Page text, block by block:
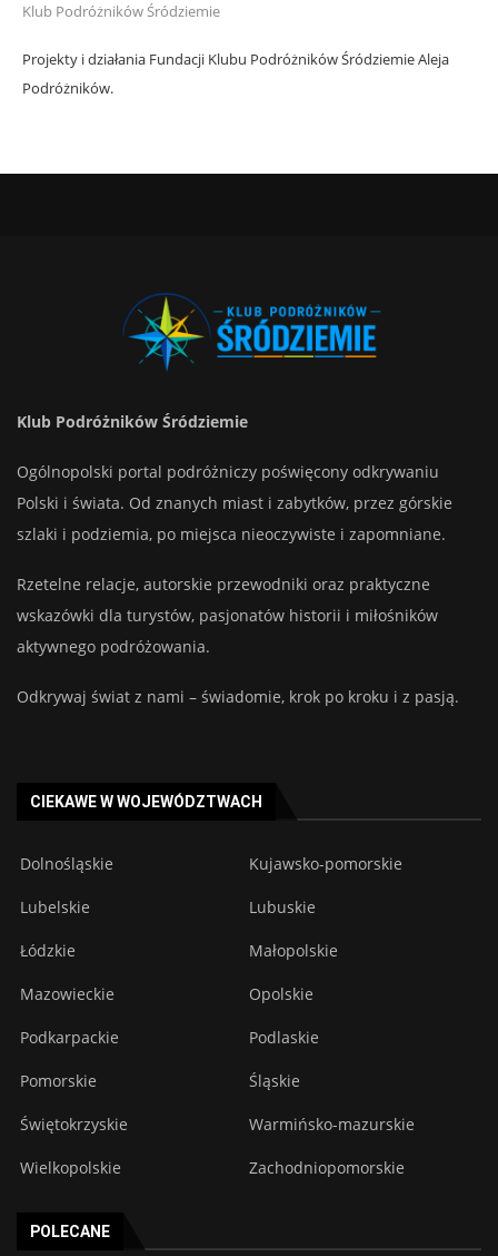
Klub Podróżników Śródziemie
Projekty i działania Fundacji Klubu Podróżników Śródziemie Aleja
Podróżników.
Klub Podróżników Śródziemie
Ogólnopolski portal podróżniczy poświęcony odkrywaniu
Polski i świata. Od znanych miast i zabytków, przez górskie
szlaki i podziemia, po miejsca nieoczywiste i zapomniane.
Rzetelne relacje, autorskie przewodniki oraz praktyczne
wskazówki dla turystów, pasjonatów historii i miłośników
aktywnego podróżowania.
Odkrywaj świat z nami – świadomie, krok po kroku i z pasją.
CIEKAWE W WOJEWÓDZTWACH
Dolnośląskie Kujawsko-pomorskie
Lubelskie Lubuskie
Łódzkie Małopolskie
Mazowieckie Opolskie
Podkarpackie Podlaskie
Pomorskie Śląskie
Świętokrzyskie Warmińsko-mazurskie
Wielkopolskie Zachodniopomorskie
POLECANE